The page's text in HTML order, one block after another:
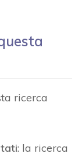
ricerca
: la ricerca